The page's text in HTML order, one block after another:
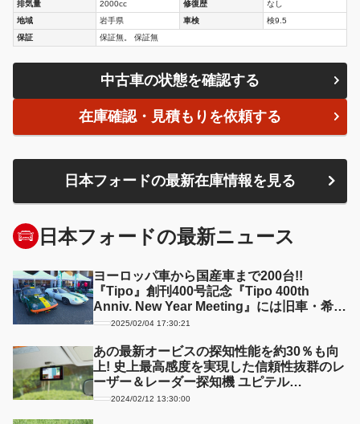
排気量
2000cc 修復歴
なし
地域
岩手県 車検
検9.5
保証
保証無。 保証無
中古車の状態を確認する
在庫確認・見積もりを依頼する
日本フォードの最新在庫情報を見る
日本フォードの最新ニュース
ヨーロッパ車から国産車まで200台!!
『Tipo』創刊400号記念『Tipo 400th
Anniv. New Year Meeting』には旧車・希少
車・珍車が大集合！
2025/02/04 17:30:21
あの最新オービスの探知性能を約30％も向
上! 史上最高感度を実現した信頼性抜群のレ
ーザー＆レーダー探知機 ユピテル
『SUPER CAT PREMIUM LINE LS1200』
2024/02/12 13:30:00